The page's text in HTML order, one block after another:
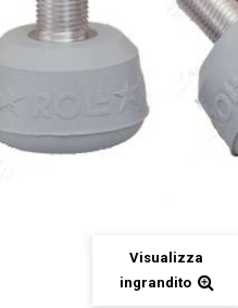
Visualizza
ingrandito